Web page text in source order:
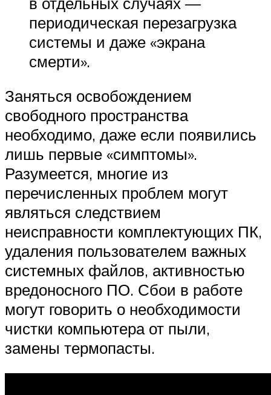
периодическая перезагрузка
системы и даже «экрана
смерти».
Заняться освобождением
свободного пространства
необходимо, даже если появились
лишь первые «симптомы».
Разумеется, многие из
перечисленных проблем могут
являться следствием
неисправности комплектующих ПК,
удаления пользователем важных
системных файлов, активностью
вредоносного ПО. Сбои в работе
могут говорить о необходимости
чистки компьютера от пыли,
замены термопасты.